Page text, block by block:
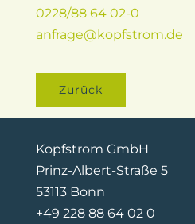
0228/88 64 02-0
anfrage@kopfstrom.de
Zurück
Kopfstrom GmbH
Prinz-Albert-Straße 5
53113 Bonn
+49 228 88 64 02 0